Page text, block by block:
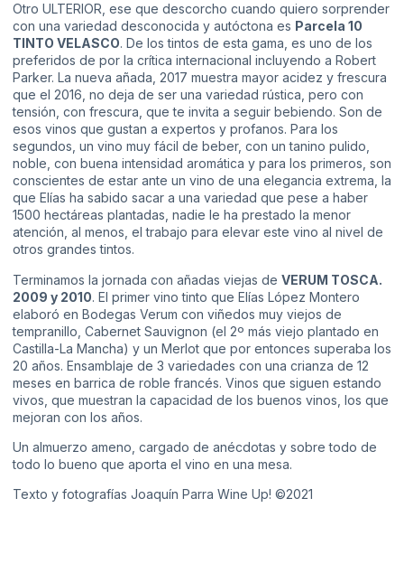
Otro ULTERIOR, ese que descorcho cuando quiero sorprender
con una variedad desconocida y autóctona es Parcela 10
TINTO VELASCO. De los tintos de esta gama, es uno de los
preferidos de por la crítica internacional incluyendo a Robert
Parker. La nueva añada, 2017 muestra mayor acidez y frescura
que el 2016, no deja de ser una variedad rústica, pero con
tensión, con frescura, que te invita a seguir bebiendo. Son de
esos vinos que gustan a expertos y profanos. Para los
segundos, un vino muy fácil de beber, con un tanino pulido,
noble, con buena intensidad aromática y para los primeros, son
conscientes de estar ante un vino de una elegancia extrema, la
que Elías ha sabido sacar a una variedad que pese a haber
1500 hectáreas plantadas, nadie le ha prestado la menor
atención, al menos, el trabajo para elevar este vino al nivel de
otros grandes tintos.
Terminamos la jornada con añadas viejas de VERUM TOSCA.
2009 y 2010. El primer vino tinto que Elías López Montero
elaboró en Bodegas Verum con viñedos muy viejos de
tempranillo, Cabernet Sauvignon (el 2º más viejo plantado en
Castilla-La Mancha) y un Merlot que por entonces superaba los
20 años. Ensamblaje de 3 variedades con una crianza de 12
meses en barrica de roble francés. Vinos que siguen estando
vivos, que muestran la capacidad de los buenos vinos, los que
mejoran con los años.
Un almuerzo ameno, cargado de anécdotas y sobre todo de
todo lo bueno que aporta el vino en una mesa.
Texto y fotografías Joaquín Parra Wine Up! ©2021